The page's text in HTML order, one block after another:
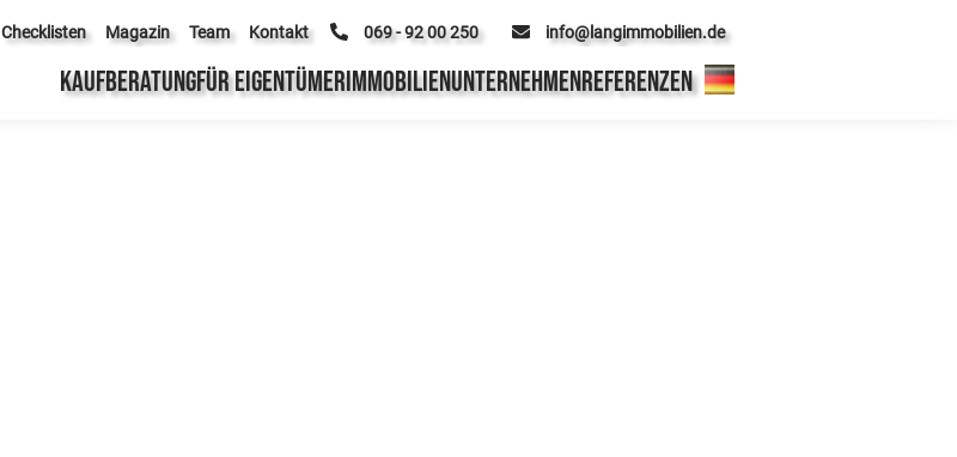
Checklisten Magazin Team Kontakt 069 - 92 00 250 info@langimmobilien.de
KAUFBERATUNGFÜR EIGENTÜMERIMMOBILIENUNTERNEHMENREFERENZEN